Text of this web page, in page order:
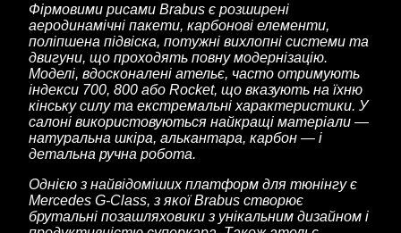
Фірмовими рисами Brabus є розширені
аеродинамічні пакети, карбонові елементи,
поліпшена підвіска, потужні вихлопні системи та
двигуни, що проходять повну модернізацію.
Моделі, вдосконалені ательє, часто отримують
індекси 700, 800 або Rocket, що вказують на їхню
кінську силу та екстремальні характеристики. У
салоні використовуються найкращі матеріали —
натуральна шкіра, алькантара, карбон — і
детальна ручна робота.
Однією з найвідоміших платформ для тюнінгу є
Mercedes G-Class, з якої Brabus створює
брутальні позашляховики з унікальним дизайном і